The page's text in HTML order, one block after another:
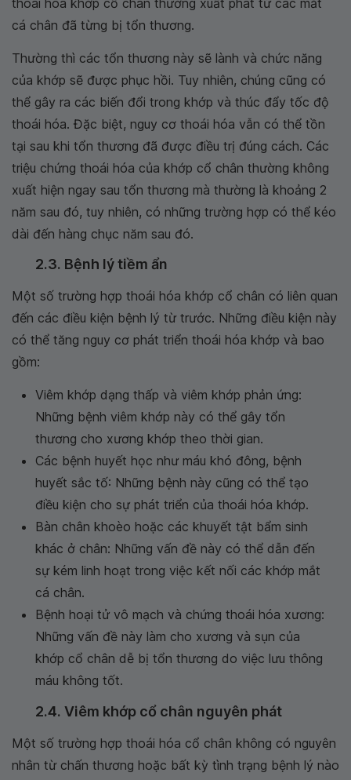
cá chân đã từng bị tổn thương.
Thường thì các tổn thương này sẽ lành và chức năng
của khớp sẽ được phục hồi. Tuy nhiên, chúng cũng có
thể gây ra các biến đổi trong khớp và thúc đẩy tốc độ
thoái hóa. Đặc biệt, nguy cơ thoái hóa vẫn có thể tồn
tại sau khi tổn thương đã được điều trị đúng cách. Các
triệu chứng thoái hóa của khớp cổ chân thường không
xuất hiện ngay sau tổn thương mà thường là khoảng 2
năm sau đó, tuy nhiên, có những trường hợp có thể kéo
dài đến hàng chục năm sau đó.
2.3. Bệnh lý tiềm ẩn
Một số trường hợp thoái hóa khớp cổ chân có liên quan
đến các điều kiện bệnh lý từ trước. Những điều kiện này
có thể tăng nguy cơ phát triển thoái hóa khớp và bao
gồm:
Viêm khớp dạng thấp và viêm khớp phản ứng:
Những bệnh viêm khớp này có thể gây tổn
thương cho xương khớp theo thời gian.
Các bệnh huyết học như máu khó đông, bệnh
huyết sắc tố: Những bệnh này cũng có thể tạo
điều kiện cho sự phát triển của thoái hóa khớp.
Bàn chân khoèo hoặc các khuyết tật bẩm sinh
khác ở chân: Những vấn đề này có thể dẫn đến
sự kém linh hoạt trong việc kết nối các khớp mắt
cá chân.
Bệnh hoại tử vô mạch và chứng thoái hóa xương:
Những vấn đề này làm cho xương và sụn của
khớp cổ chân dễ bị tổn thương do việc lưu thông
máu không tốt.
2.4. Viêm khớp cổ chân nguyên phát
Một số trường hợp thoái hóa cổ chân không có nguyên
nhân từ chấn thương hoặc bất kỳ tình trạng bệnh lý nào